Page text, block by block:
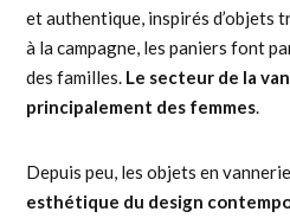
et authentique, inspirés d’objets
à la campagne, les paniers font
des familles. Le secteur de la
principalement des femmes.
Depuis peu, les objets en
esthétique du design